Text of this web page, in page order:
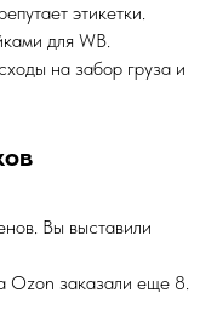
этикетки.
для WB.
на забор груза и
Вы выставили
Ozon заказали еще 8.